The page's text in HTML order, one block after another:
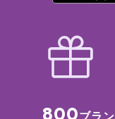
800